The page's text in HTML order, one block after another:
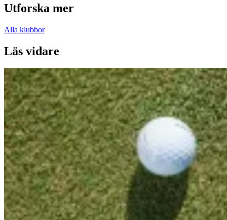
Utforska mer
Alla klubbor
Läs vidare